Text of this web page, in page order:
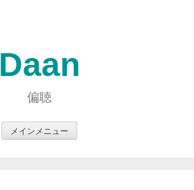
Daan
偏聴
メインメニュー